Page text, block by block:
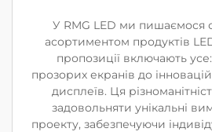
У RMG LED ми пишаємося
асортиментом продуктів
пропозиції включають
прозорих екранів до
дисплеїв. Ця
задовольняти унікальні
проекту, забезпечуючи